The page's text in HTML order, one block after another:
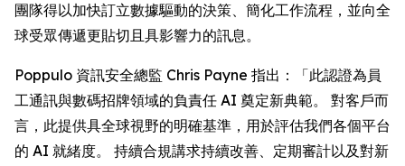
團隊得以加快訂立數據驅動的決策、簡化工作流程，並向全
球受眾傳遞更貼切且具影響力的訊息。
Poppulo 資訊安全總監 Chris Payne 指出：「此認證為員
工通訊與數碼招牌領域的負責任 AI 奠定新典範。 對客戶而
言，此提供具全球視野的明確基準，用於評估我們各個平台
的 AI 就緒度。 持續合規講求持續改善、定期審計以及對新